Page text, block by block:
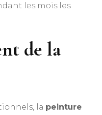
les mois les
de la
la peinture